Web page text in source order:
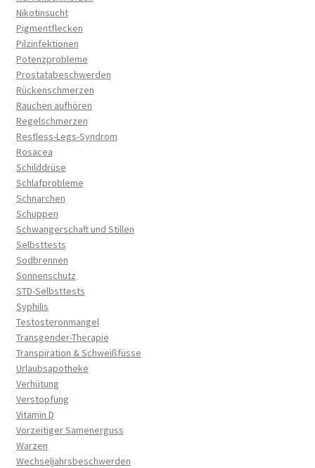
Nikotinsucht
Pigmentflecken
Pilzinfektionen
Potenzprobleme
Prostatabeschwerden
Rückenschmerzen
Rauchen aufhören
Regelschmerzen
Restless-Legs-Syndrom
Rosacea
Schilddrüse
Schlafprobleme
Schnarchen
Schuppen
Schwangerschaft und Stillen
Selbsttests
Sodbrennen
Sonnenschutz
STD-Selbsttests
Syphilis
Testosteronmangel
Transgender-Therapie
Transpiration & Schweißfüsse
Urlaubsapotheke
Verhütung
Verstopfung
Vitamin D
Vorzeitiger Samenerguss
Warzen
Wechseljahrsbeschwerden